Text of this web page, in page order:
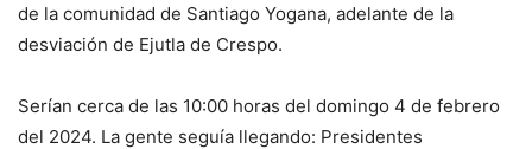
de la comunidad de Santiago Yogana, adelante de la
desviación de Ejutla de Crespo.
Serían cerca de las 10:00 horas del domingo 4 de febrero
del 2024. La gente seguía llegando: Presidentes